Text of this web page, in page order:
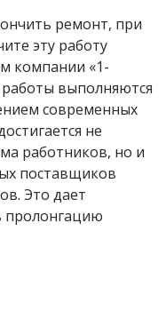
ремонт, при
эту работу
компании «1-
выполняются
современных
не
работников, но и
поставщиков
Это дает
пролонгацию